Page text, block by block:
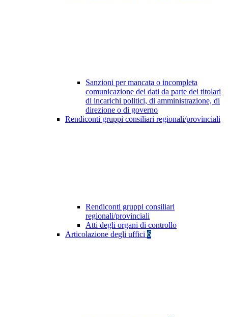
Sanzioni per mancata o incompleta
comunicazione dei dati da parte dei titolari
di incarichi politici, di amministrazione, di
direzione o di governo
Rendiconti gruppi consiliari regionali/provinciali
Rendiconti gruppi consiliari
regionali/provinciali
Atti degli organi di controllo
Articolazione degli uffici 6